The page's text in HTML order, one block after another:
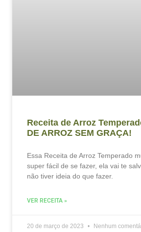
Receita de Arroz
DE ARROZ SEM GRAÇA!
Essa Receita de Arroz Temperado
super fácil de se fazer, ela vai te
não tiver ideia do que fazer.
VER RECEITA »
20 de março de 2023 Nenhum